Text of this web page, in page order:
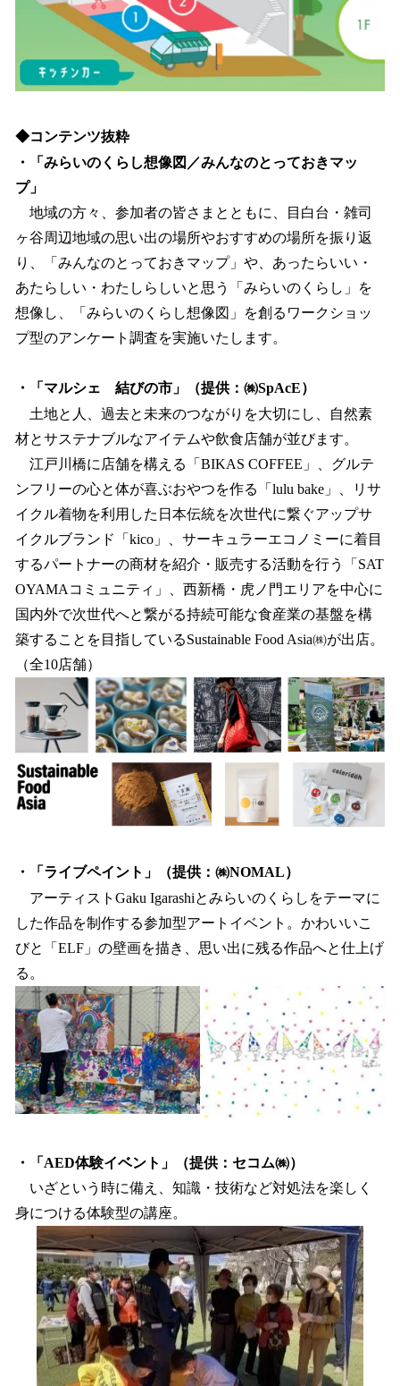
◆コンテンツ抜粋
・「みらいのくらし想像図／みんなのとっておきマッ
プ」
地域の方々、参加者の皆さまとともに、目白台・雑司
ヶ谷周辺地域の思い出の場所やおすすめの場所を振り返
り、「みんなのとっておきマップ」や、あったらいい・
あたらしい・わたしらしいと思う「みらいのくらし」を
想像し、「みらいのくらし想像図」を創るワークショッ
プ型のアンケート調査を実施いたします。
・「マルシェ 結びの市」（提供：㈱SpAcE）
土地と人、過去と未来のつながりを大切にし、自然素
材とサステナブルなアイテムや飲食店舗が並びます。
江戸川橋に店舗を構える「BIKAS COFFEE」、グルテ
ンフリーの心と体が喜ぶおやつを作る「lulu bake」、リサ
イクル着物を利用した日本伝統を次世代に繋ぐアップサ
イクルブランド「kico」、サーキュラーエコノミーに着目
するパートナーの商材を紹介・販売する活動を行う「SAT
OYAMAコミュニティ」、西新橋・虎ノ門エリアを中心に
国内外で次世代へと繋がる持続可能な食産業の基盤を構
築することを目指しているSustainable Food Asia㈱が出店。
（全10店舗）
・「ライブペイント」（提供：㈱NOMAL）
アーティストGaku Igarashiとみらいのくらしをテーマに
した作品を制作する参加型アートイベント。かわいいこ
びと「ELF」の壁画を描き、思い出に残る作品へと仕上げ
る。
・「AED体験イベント」（提供：セコム㈱）
いざという時に備え、知識・技術など対処法を楽しく
身につける体験型の講座。